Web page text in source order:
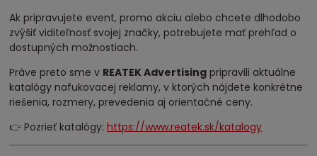
Ak pripravujete event, promo akciu alebo chcete dlhodobo
zvýšiť viditeľnosť svojej značky, potrebujete mať prehľad o
dostupných možnostiach.
Práve preto sme v REATEK Advertising pripravili aktuálne
katalógy nafukovacej reklamy, v ktorých nájdete konkrétne
riešenia, rozmery, prevedenia aj orientačné ceny.
👉 Pozrieť katalógy:https://www.reatek.sk/katalogy